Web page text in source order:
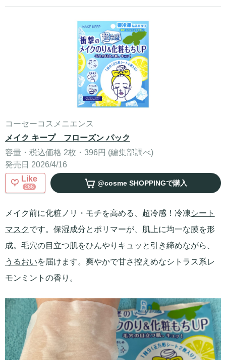
コーセーコスメニエンス
メイク キープ フローズン パック
容量・税込価格 2枚・396円 (編集部調べ)
発売日 2026/4/16
Like
266 @cosme SHOPPINGで購入
メイク前に化粧ノリ・モチを高める、超冷感！冷凍シート
マスク です。保湿成分とポリマーが、肌上に均一な膜を形
成。 毛穴の目立つ肌をひんやりキュッと 引き締めながら、
うるおいを届けます。爽やかで甘さ控えめなシトラス系レ
モンミントの香り。